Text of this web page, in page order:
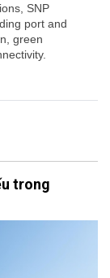
SNP
port and
green
trong